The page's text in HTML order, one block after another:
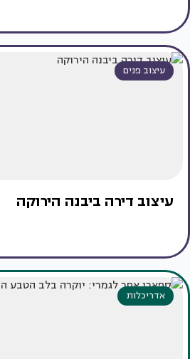
עיצוב פנים
עיצוב דירה ביבנה הירוקה
אדריכלות